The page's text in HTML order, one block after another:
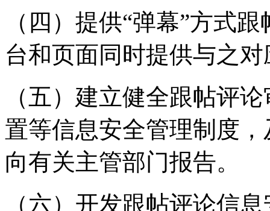
（四）提供“弹幕”方式
台和页面同时提供与之
（五）建立健全跟帖评
置等信息安全管理制度
向有关主管部门报告。
（六）开发跟帖评论信